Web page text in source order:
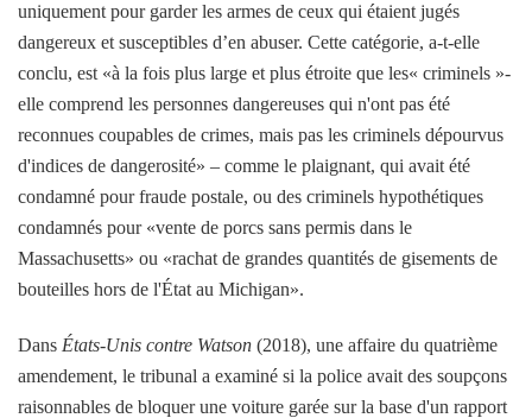
uniquement pour garder les armes de ceux qui étaient jugés
dangereux et susceptibles d’en abuser. Cette catégorie, a-t-elle
conclu, est «à la fois plus large et plus étroite que les« criminels »-
elle comprend les personnes dangereuses qui n'ont pas été
reconnues coupables de crimes, mais pas les criminels dépourvus
d'indices de dangerosité» – comme le plaignant, qui avait été
condamné pour fraude postale, ou des criminels hypothétiques
condamnés pour «vente de porcs sans permis dans le
Massachusetts» ou «rachat de grandes quantités de gisements de
bouteilles hors de l'État au Michigan».
Dans États-Unis contre Watson (2018), une affaire du quatrième
amendement, le tribunal a examiné si la police avait des soupçons
raisonnables de bloquer une voiture garée sur la base d'un rapport